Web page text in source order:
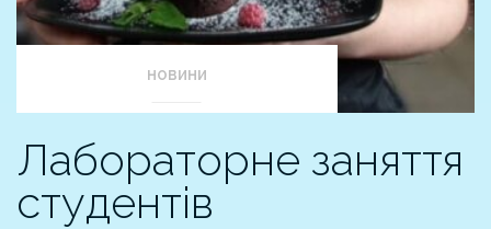
НОВИНИ
Лабораторне заняття
студентів